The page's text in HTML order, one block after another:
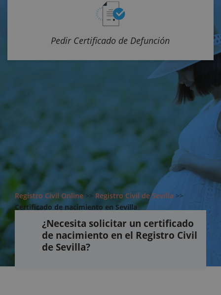
Pedir Certificado de Defunción
Registro Civil Online >> Registro Civil de Sevilla >>
Certificado de nacimiento en Sevilla
¿Necesita solicitar un certificado
de nacimiento en el Registro Civil
de Sevilla?